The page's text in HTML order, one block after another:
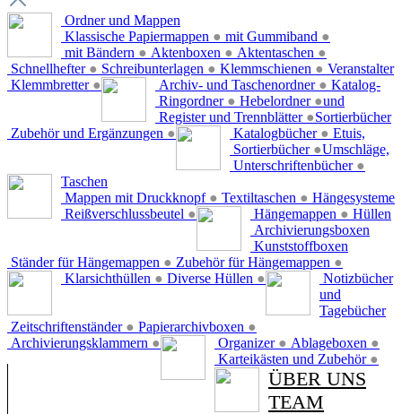
Ordner und Mappen
Klassische Papiermappen ● mit Gummiband ●
mit Bändern ● Aktenboxen ● Aktentaschen ●
Schnellhefter ● Schreibunterlagen ● Klemmschienen ●
Klemmbretter ●
Veranstalter
Archiv- und Taschenordner ●
Ringordner ● Hebelordner ●
Register und Trennblätter ●
Zubehör und Ergänzungen ●
Katalog-
und
Sortierbücher
Katalogbücher ●
Sortierbücher ●
Unterschriftenbücher ●
Etuis,
Umschläge,
Taschen
Mappen mit Druckknopf ● Textiltaschen ●
Reißverschlussbeutel ●
Hängesysteme
Hängemappen ●
Ständer für Hängemappen ● Zubehör für Hängemappen ●
Hüllen
Klarsichthüllen ● Diverse Hüllen ●
Archivierungsboxen
Zeitschriftenständer ● Papierarchivboxen ●
Archivierungsklammern ●
Kunststoffboxen
Organizer ● Ablageboxen ●
Karteikästen und Zubehör ●
Notizbücher
und
Tagebücher
ÜBER UNS
TEAM